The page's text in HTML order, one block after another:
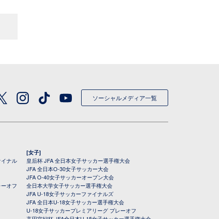
ソーシャルメディア一覧
ナル
オフ
[女子]
皇后杯 JFA 全日本女子サッカー選手権大会
JFA 全日本O-30女子サッカー大会
JFA O-40女子サッカーオープン大会
全日本大学女子サッカー選手権大会
JFA U-18女子サッカーファイナルズ
JFA 全日本U-18女子サッカー選手権大会
U-18女子サッカープレミアリーグ プレーオフ